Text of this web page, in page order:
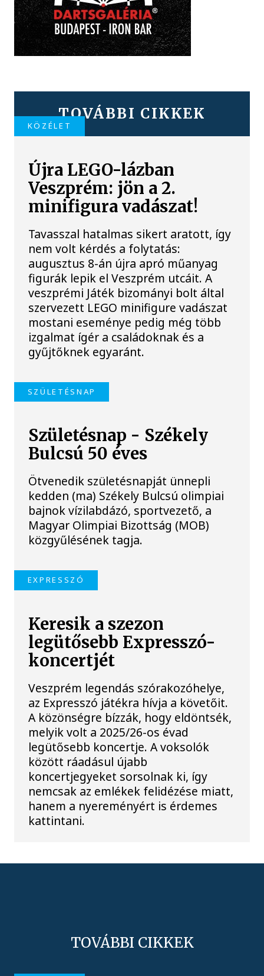
TOVÁBBI CIKKEK
KÖZÉLET
Újra LEGO-lázban
Veszprém: jön a 2.
minifigura vadászat!
Tavasszal hatalmas sikert aratott, így
nem volt kérdés a folytatás:
augusztus 8-án újra apró műanyag
figurák lepik el Veszprém utcáit. A
veszprémi Játék bizományi bolt által
szervezett LEGO minifigure vadászat
mostani eseménye pedig még több
izgalmat ígér a családoknak és a
gyűjtőknek egyaránt.
SZÜLETÉSNAP
Születésnap - Székely
Bulcsú 50 éves
Ötvenedik születésnapját ünnepli
kedden (ma) Székely Bulcsú olimpiai
bajnok vízilabdázó, sportvezető, a
Magyar Olimpiai Bizottság (MOB)
közgyűlésének tagja.
EXPRESSZÓ
Keresik a szezon
legütősebb Expresszó-
koncertjét
Veszprém legendás szórakozóhelye,
az Expresszó játékra hívja a követőit.
A közönségre bízzák, hogy eldöntsék,
melyik volt a 2025/26-os évad
legütősebb koncertje. A voksolók
között ráadásul újabb
koncertjegyeket sorsolnak ki, így
nemcsak az emlékek felidézése miatt,
hanem a nyereményért is érdemes
kattintani.
TOVÁBBI CIKKEK